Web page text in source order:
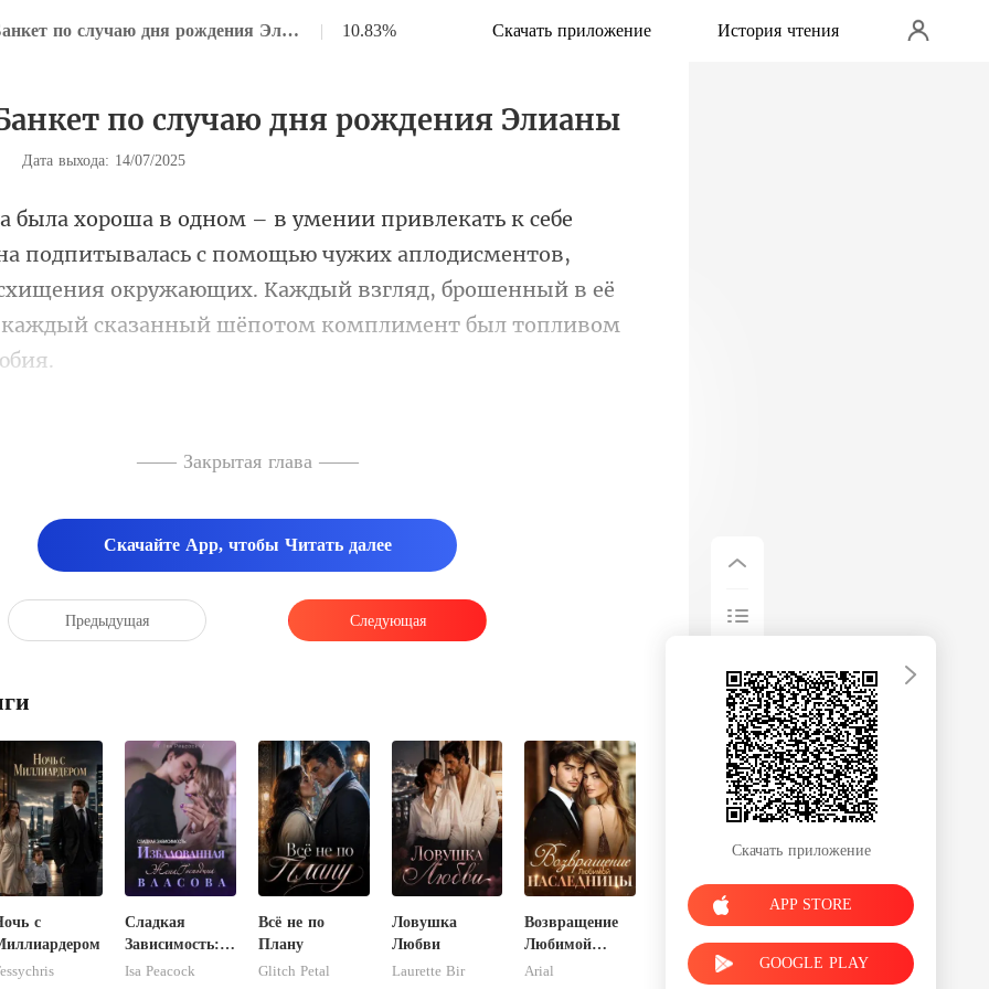
Глава 34 Банкет по случаю дня рождения Элианы | 10.83% Скачать приложение История чтения
по случаю дня рождения Элианы
Дата выхода: 14/07/2025
сь с помощью чужих аплодисментов,
окружающих. Каждый взгляд, брошен
—— Закрытая глава ——
Скачайте App, чтобы Читать далее
Предыдущая Следующая
с
Сладкая
Зависимость:
Избалованная
Isa Peacock
Всё не по
Плану
Glitch Petal
Ловушка
Любви
Laurette Bir
Возвращение
Любимой
Наследницы
Arial
Скачать приложение
APP STORE
GOOGLE PLAY